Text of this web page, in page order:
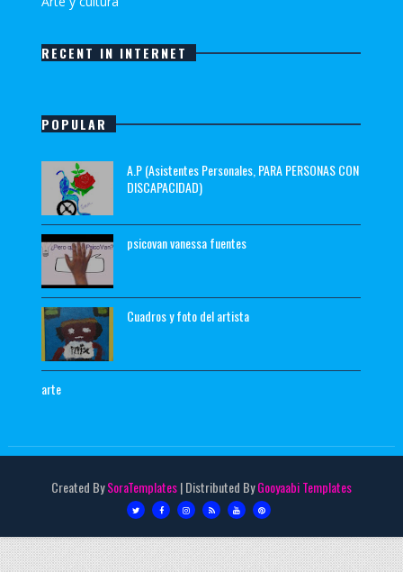
RECENT IN INTERNET
POPULAR
A.P (Asistentes Personales, PARA PERSONAS CON
DISCAPACIDAD)
psicovan vanessa fuentes
Cuadros y foto del artista
arte
Created BySoraTemplates| Distributed ByGooyaabi Templates